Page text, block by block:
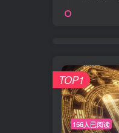
156人已阅读
TOP1